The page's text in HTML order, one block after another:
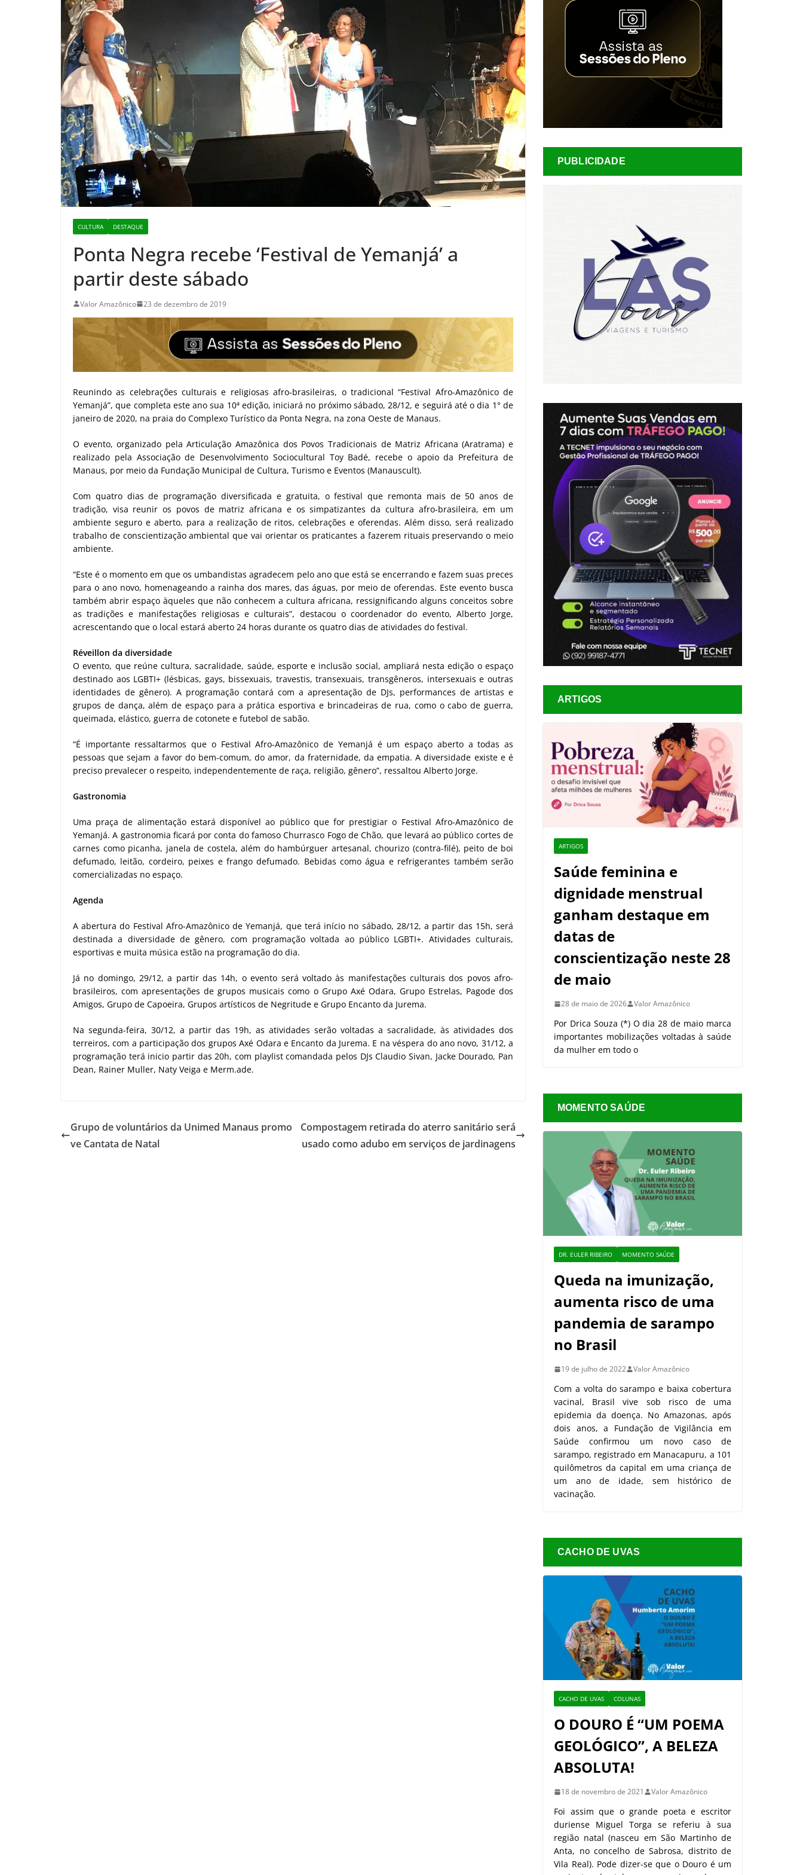
CULTURA DESTAQUE
Ponta Negra recebe ‘Festival de Yemanjá’ a
partir deste sábado
Valor Amazônico 23 de dezembro de 2019
Reunindo as celebrações culturais e religiosas afro-brasileiras, o tradicional “Festival Afro-Amazônico de
Yemanjá”, que completa este ano sua 10ª edição, iniciará no próximo sábado, 28/12, e seguirá até o dia 1° de
janeiro de 2020, na praia do Complexo Turístico da Ponta Negra, na zona Oeste de Manaus.
O evento, organizado pela Articulação Amazônica dos Povos Tradicionais de Matriz Africana (Aratrama) e
realizado pela Associação de Desenvolvimento Sociocultural Toy Badé, recebe o apoio da Prefeitura de
Manaus, por meio da Fundação Municipal de Cultura, Turismo e Eventos (Manauscult).
Com quatro dias de programação diversificada e gratuita, o festival que remonta mais de 50 anos de
tradição, visa reunir os povos de matriz africana e os simpatizantes da cultura afro-brasileira, em um
ambiente seguro e aberto, para a realização de ritos, celebrações e oferendas. Além disso, será realizado
trabalho de conscientização ambiental que vai orientar os praticantes a fazerem rituais preservando o meio
ambiente.
“Este é o momento em que os umbandistas agradecem pelo ano que está se encerrando e fazem suas preces
para o ano novo, homenageando a rainha dos mares, das águas, por meio de oferendas. Este evento busca
também abrir espaço àqueles que não conhecem a cultura africana, ressignificando alguns conceitos sobre
as tradições e manifestações religiosas e culturais”, destacou o coordenador do evento, Alberto Jorge,
acrescentando que o local estará aberto 24 horas durante os quatro dias de atividades do festival.
Réveillon da diversidade
O evento, que reúne cultura, sacralidade, saúde, esporte e inclusão social, ampliará nesta edição o espaço
destinado aos LGBTI+ (lésbicas, gays, bissexuais, travestis, transexuais, transgêneros, intersexuais e outras
identidades de gênero). A programação contará com a apresentação de DJs, performances de artistas e
grupos de dança, além de espaço para a prática esportiva e brincadeiras de rua, como o cabo de guerra,
queimada, elástico, guerra de cotonete e futebol de sabão.
“É importante ressaltarmos que o Festival Afro-Amazônico de Yemanjá é um espaço aberto a todas as
pessoas que sejam a favor do bem-comum, do amor, da fraternidade, da empatia. A diversidade existe e é
preciso prevalecer o respeito, independentemente de raça, religião, gênero”, ressaltou Alberto Jorge.
Gastronomia
Uma praça de alimentação estará disponível ao público que for prestigiar o Festival Afro-Amazônico de
Yemanjá. A gastronomia ficará por conta do famoso Churrasco Fogo de Chão, que levará ao público cortes de
carnes como picanha, janela de costela, além do hambúrguer artesanal, chourizo (contra-filé), peito de boi
defumado, leitão, cordeiro, peixes e frango defumado. Bebidas como água e refrigerantes também serão
comercializadas no espaço.
Agenda
A abertura do Festival Afro-Amazônico de Yemanjá, que terá início no sábado, 28/12, a partir das 15h, será
destinada a diversidade de gênero, com programação voltada ao público LGBTI+. Atividades culturais,
esportivas e muita música estão na programação do dia.
Já no domingo, 29/12, a partir das 14h, o evento será voltado às manifestações culturais dos povos afro-
brasileiros, com apresentações de grupos musicais como o Grupo Axé Odara, Grupo Estrelas, Pagode dos
Amigos, Grupo de Capoeira, Grupos artísticos de Negritude e Grupo Encanto da Jurema.
Na segunda-feira, 30/12, a partir das 19h, as atividades serão voltadas a sacralidade, às atividades dos
terreiros, com a participação dos grupos Axé Odara e Encanto da Jurema. E na véspera do ano novo, 31/12, a
programação terá inicio partir das 20h, com playlist comandada pelos DJs Claudio Sivan, Jacke Dourado, Pan
Dean, Rainer Muller, Naty Veiga e Merm.ade.
Grupo de voluntários da Unimed Manaus promo
ve Cantata de Natal
Compostagem retirada do aterro sanitário será
usado como adubo em serviços de jardinagens
PUBLICIDADE
ARTIGOS
ARTIGOS
Saúde feminina e
dignidade menstrual
ganham destaque em
datas de
conscientização neste 28
de maio
28 de maio de 2026 Valor Amazônico
Por Drica Souza (*) O dia 28 de maio marca
importantes mobilizações voltadas à saúde
da mulher em todo o
MOMENTO SAÚDE
DR. EULER RIBEIRO MOMENTO SAÚDE
Queda na imunização,
aumenta risco de uma
pandemia de sarampo
no Brasil
19 de julho de 2022 Valor Amazônico
Com a volta do sarampo e baixa cobertura
vacinal, Brasil vive sob risco de uma
epidemia da doença. No Amazonas, após
dois anos, a Fundação de Vigilância em
Saúde confirmou um novo caso de
sarampo, registrado em Manacapuru, a 101
quilômetros da capital em uma criança de
um ano de idade, sem histórico de
vacinação.
CACHO DE UVAS
CACHO DE UVAS COLUNAS
O DOURO É “UM POEMA
GEOLÓGICO”, A BELEZA
ABSOLUTA!
18 de novembro de 2021 Valor Amazônico
Foi assim que o grande poeta e escritor
duriense Miguel Torga se referiu à sua
região natal (nasceu em São Martinho de
Anta, no concelho de Sabrosa, distrito de
Vila Real). Pode dizer-se que o Douro é um